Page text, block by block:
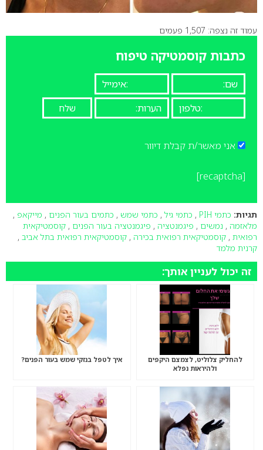
עמוד זה נצפה: 1,507 פעמים
כתבות קוסמטיקה טיפוח
אני מאשר/ת קבלת דיוור
[recaptcha]
תגיות: כתמי PIH , כתמי גיל , כתמי שמש , כתמים בעור הפנים , מייקאפ ,
מלאזמה , נמשים , פיגמנטציה , פיגמנטציה בעור הפנים , קוסמטיקאית
רפואית , קוסמטיקאית רפואית בכירה , קוסמטיקאית רפואית בתל אביב ,
קרנית מלמד
זה יכול לעניין אותך:
להחליק צלוליט, לצמצם היקפים
ולהיראות נפלא
איך לטפל בנזקי שמש בעור הפנים?